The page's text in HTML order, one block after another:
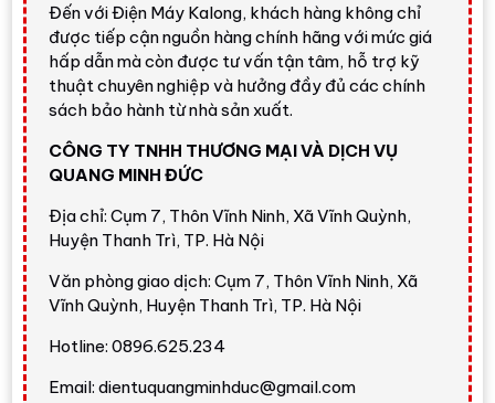
Đến với Điện Máy Kalong, khách hàng không chỉ
được tiếp cận nguồn hàng chính hãng với mức giá
hấp dẫn mà còn được tư vấn tận tâm, hỗ trợ kỹ
thuật chuyên nghiệp và hưởng đầy đủ các chính
sách bảo hành từ nhà sản xuất.
CÔNG TY TNHH THƯƠNG MẠI VÀ DỊCH VỤ
QUANG MINH ĐỨC
Địa chỉ: Cụm 7, Thôn Vĩnh Ninh, Xã Vĩnh Quỳnh,
Huyện Thanh Trì, TP. Hà Nội
Văn phòng giao dịch: Cụm 7, Thôn Vĩnh Ninh, Xã
Vĩnh Quỳnh, Huyện Thanh Trì, TP. Hà Nội
Hotline: 0896.625.234
Email: dientuquangminhduc@gmail.com